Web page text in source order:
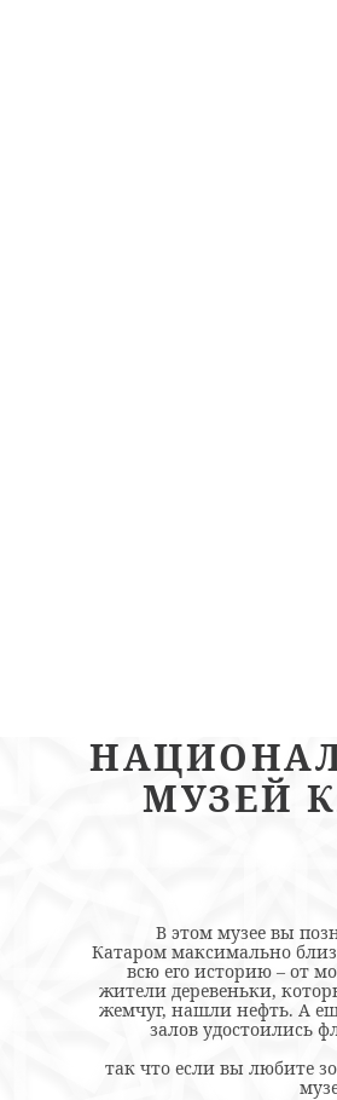
В этом музее вы
Катаром максимально
всю его историю – от
жители деревеньки,
жемчуг, нашли нефть. А
залов удостоились
так что если вы любите
МУЗЕЙ